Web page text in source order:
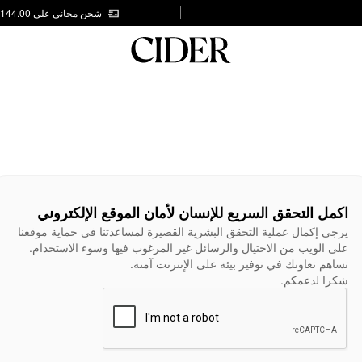
شحن مجاني على AED 144.00
اكمل التحقق السريع للإنسان لأمان الموقع الإلكتروني
يرجى إكمال عملية التحقق البشرية القصيرة لمساعدتنا في حماية موقعنا
على الويب من الاحتيال والرسائل غير المرغوب فيها وسوء الاستخدام.
تساهم تعاونك في توفير بيئة على الإنترنت آمنة.
شكرا لدعمكم.